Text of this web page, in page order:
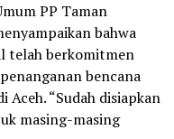
PP Taman
bahwa
telah berkomitmen
bencana
“Sudah disiapkan
masing-masing